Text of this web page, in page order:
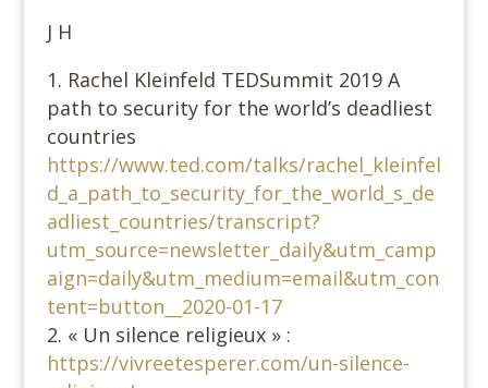
J H
Rachel Kleinfeld TEDSummit 2019 A
path to security for the world’s deadliest
countries
https://www.ted.com/talks/rachel_kleinfel
d_a_path_to_security_for_the_world_s_de
adliest_countries/transcript?
utm_source=newsletter_daily&utm_camp
aign=daily&utm_medium=email&utm_con
tent=button__2020-01-17
« Un silence religieux » :
https://vivreetesperer.com/un-silence-